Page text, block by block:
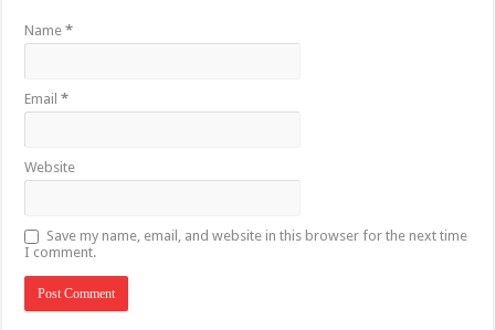
Name*
Email*
Website
Save my name, email, and website in this browser for the next time
I comment.